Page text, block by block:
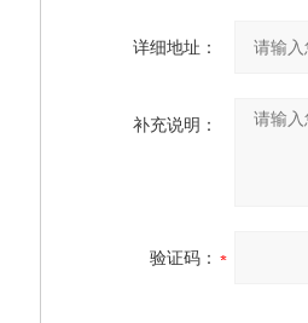
详细地址：
补充说明：
验证码：